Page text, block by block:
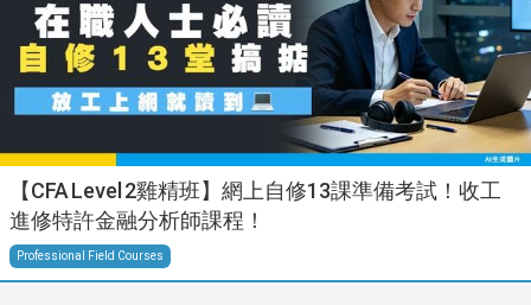
【CFA Level 2雞精班】網上自修13課準備考試！收工
進修特許金融分析師課程！
Professional Field Courses